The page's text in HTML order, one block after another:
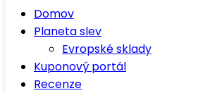
Domov
Planeta slev
Evropské sklady
Kuponový portál
Recenze